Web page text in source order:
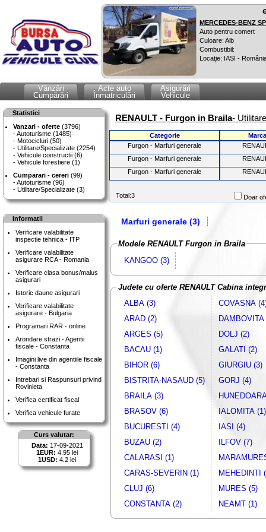
MERCEDES-BENZ
Auto pentru comert
Culoare: Alb
Combustibil:
Locaţie: IASI -
Vânzări
Cumpărări
Acte auto
Înmatriculări
Asigurări
Vehicule
Statistici
Vanzari - oferte (3796)
Autoturisme (1485)
Motocicluri (50)
Utilitare/Specializate (2254)
Vehicule constructii (6)
Vehicule forestiere (1)
Cumparari - cereri (99)
Autoturisme (96)
Utilitare/Specializate (3)
Informatii
Verificare valabilitate
inspectie tehnica - ITP
Verificare valabilitate
asigurare RCA - Romania
Verificare clasa bonus/malus
asigurari
Istoric daune asigurari
Verificare valabilitate
asigurare - Bulgaria
Programari RAR - online
Arondare strazi - Agentii
fiscale - Constanta
Imagini live din agentiile fiscale
- Constanta
Intrebari si Raspunsuri privind
Rovinieta
Verifica certificat fiscal
Verifica vehicule furate
Curs valutar:
Data: 17-09-2021
1EUR: 4.95 lei
1USD: 4.2 lei
RENAULT - Furgon in Braila-
Categorie
Marca
Furgon - Marfuri generale
Furgon - Marfuri generale
Furgon - Marfuri generale
Total:3 Doar
Marfuri generale (3)
Modele RENAULT Furgon in Braila
KANGOO (3)
Judete cu oferte RENAULT Cabina
ALBA (3)
ARAD (2)
ARGES (5)
BACAU (1)
BIHOR (6)
BISTRITA-NASAUD (5)
BRAILA (3)
BRASOV (6)
BUCURESTI (4)
BUZAU (2)
CALARASI (1)
CARAS-SEVERIN (1)
CLUJ (6)
CONSTANTA (2)
COVASNA
DAMBOVITA
DOLJ (2)
GALATI (2)
GIURGIU (3)
GORJ (4)
IALOMITA (1)
IASI (4)
ILFOV (7)
MEHEDINTI
MURES (5)
NEAMT (1)